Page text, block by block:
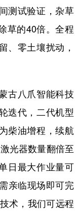
江西
湖南
西藏
宁夏
测试验证，杂草
草的40倍。全程
、零土壤扰动，
八爪智能科技
迭代，二代机型
柴油增程，续航
光器数量翻倍至
日最大作业量可
亲临现场即可完
术，我们可远程